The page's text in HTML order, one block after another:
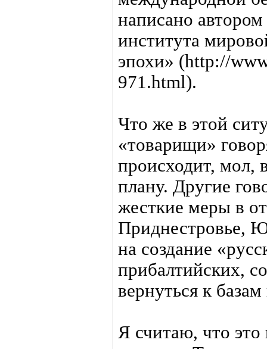
написано
института
эпохи» (http://
971.html).
Что же в этой
«товарищи»
происходит, мол,
плану. Другие
жесткие меры в
Приднестровье,
на создание
прибалтийских,
вернуться к
Я считаю, что это